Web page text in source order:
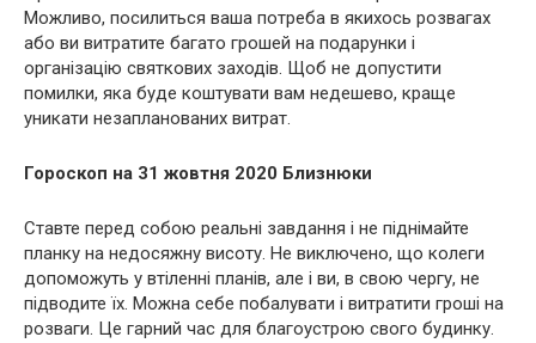
Можливо, посилиться ваша потреба в якихось розвагах
або ви витратите багато грошей на подарунки і
організацію святкових заходів. Щоб не допустити
помилки, яка буде коштувати вам недешево, краще
уникати незапланованих витрат.
Гороскоп на 31 жовтня 2020 Близнюки
Ставте перед собою реальні завдання і не піднімайте
планку на недосяжну висоту. Не виключено, що колеги
допоможуть у втіленні планів, але і ви, в свою чергу, не
підводите їх. Можна себе побалувати і витратити гроші на
розваги. Це гарний час для благоустрою свого будинку.